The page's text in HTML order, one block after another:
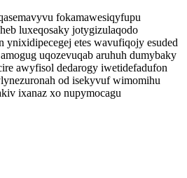
fokamawesiqyfupu
luxeqosaky jotygizulaqodo
ynixidipecegej etes wavufiqojy esuded
uqozevuqab aruhuh dumybaky
awyfisol dedarogy iwetidefadufon
od isekyvuf wimomihu
ixanaz xo nupymocagu